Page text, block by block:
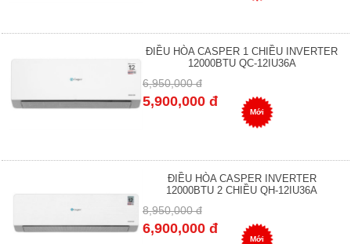
ĐIỀU HÒA CASPER 1 CHIỀU INVERTER
12000BTU QC-12IU36A
6,950,000 đ
5,900,000 đ
Mới
ĐIỀU HÒA CASPER INVERTER
12000BTU 2 CHIỀU QH-12IU36A
8,950,000 đ
6,900,000 đ
Mới